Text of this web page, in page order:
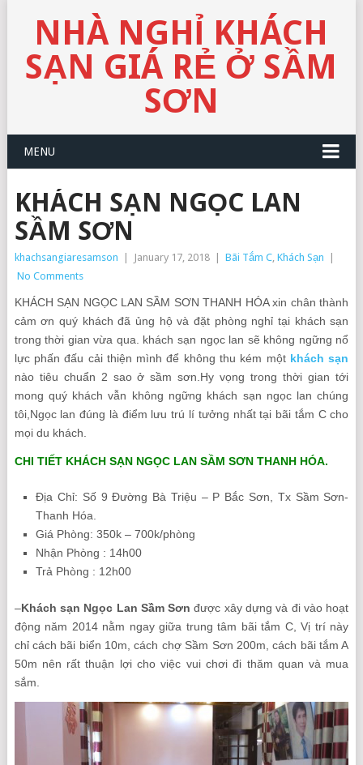
NHÀ NGHỈ KHÁCH
SẠN GIÁ RẺ Ở SẦM
SƠN
MENU
KHÁCH SẠN NGỌC LAN
SẦM SƠN
khachsangiaresamson January 17, 2018 Bãi Tắm C, Khách Sạn
No Comments
KHÁCH SẠN NGỌC LAN SẦM SƠN THANH HÓA xin chân thành
cảm ơn quý khách đã ủng hộ và đặt phòng nghỉ tại khách sạn
trong thời gian vừa qua. khách sạn ngọc lan sẽ không ngững nổ
lực phấn đấu cải thiện mình để không thu kém mộtkhách sạn
nào tiêu chuẩn 2 sao ở sầm sơn.Hy vọng trong thời gian tới
mong quý khách vẫn không ngững khách sạn ngọc lan chúng
tôi,Ngọc lan đúng là điểm lưu trú lí tưởng nhất tại bãi tắm C cho
mọi du khách.
CHI TIẾT KHÁCH SẠN NGỌC LAN SẦM SƠN THANH HÓA.
Địa Chỉ: Số 9 Đường Bà Triệu – P Bắc Sơn, Tx Sầm Sơn-
Thanh Hóa.
Giá Phòng: 350k – 700k/phòng
Nhận Phòng : 14h00
Trả Phòng : 12h00
–Khách sạn Ngọc Lan Sầm Sơn được xây dựng và đi vào hoạt
động năm 2014 nằm ngay giữa trung tâm bãi tắm C, Vị trí này
chỉ cách bãi biển 10m, cách chợ Sầm Sơn 200m, cách bãi tắm A
50m nên rất thuận lợi cho việc vui chơi đi thăm quan và mua
sắm.